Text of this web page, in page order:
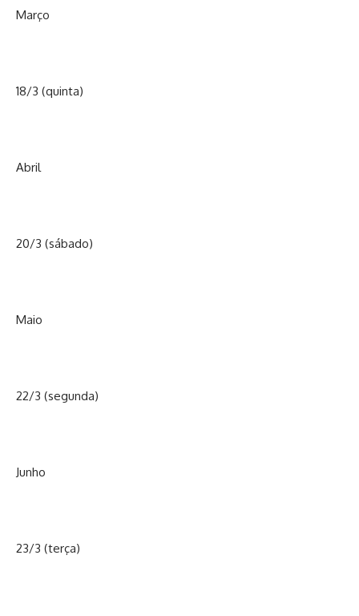
Março
18/3 (quinta)
Abril
20/3 (sábado)
Maio
22/3 (segunda)
Junho
23/3 (terça)